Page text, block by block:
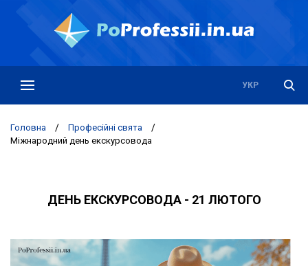
РУС
УКР
Головна / Професійні свята /
Міжнародний день екскурсовода
ДЕНЬ ЕКСКУРСОВОДА - 21 ЛЮТОГО